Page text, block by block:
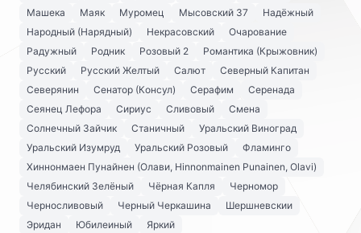
Машека
Маяк Муромец Мысовский 37
Надёжный
Народный (Нарядный)
Некрасовский
Очарование
Радужный
Родник Розовый 2
Романтика (Крыжовник)
Русский
Русский Желтый Салют
Северный Капитан
Северянин
Сенатор (Консул) Серафим
Серенада
Сеянец Лефора
Сириус Сливовый
Смена
Солнечный Зайчик
Станичный
Уральский Виноград
Уральский Изумруд
Уральский Розовый
Фламинго
Хиннонмаен Пунайнен (Олави, Hinnonmainen Punainen, Olavi)
Челябинский Зелёный
Чёрная Капля
Черномор
Черносливовый
Черный Черкашина
Шершневскии
Эридан
Юбилеиный Яркий